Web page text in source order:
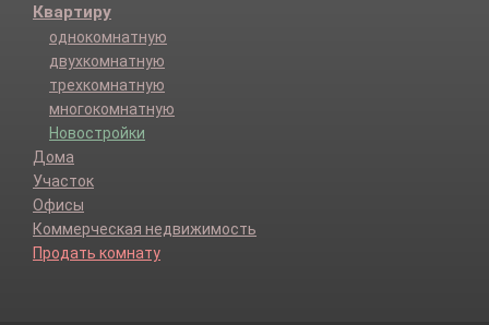
Квартиру
однокомнатную
двухкомнатную
трехкомнатную
многокомнатную
Новостройки
Дома
Участок
Офисы
Коммерческая недвижимость
Продать комнату